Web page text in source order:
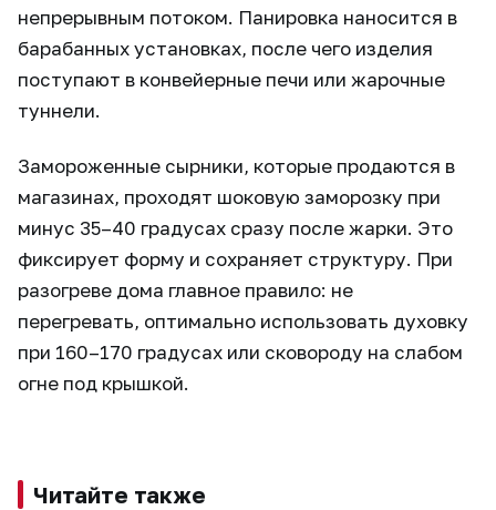
непрерывным потоком. Панировка наносится в
барабанных установках, после чего изделия
поступают в конвейерные печи или жарочные
туннели.
Замороженные сырники, которые продаются в
магазинах, проходят шоковую заморозку при
минус 35–40 градусах сразу после жарки. Это
фиксирует форму и сохраняет структуру. При
разогреве дома главное правило: не
перегревать, оптимально использовать духовку
при 160–170 градусах или сковороду на слабом
огне под крышкой.
Читайте также